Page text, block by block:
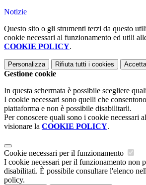
Notizie
Questo sito o gli strumenti terzi da questo
cookie necessari al funzionamento ed utili
COOKIE POLICY.
Personalizza Rifiuta tutti i cookies
Gestione cookie
In questa schermata è possibile scegliere
I cookie necessari sono quelli che
piattaforma e non è possibile disabilitarli.
Per conoscere quali sono i cookie necessari
visionare la COOKIE POLICY.
Cookie necessari per il funzionamento
I cookie necessari per il funzionamento non
disabilitati. È possibile consultare l'elenco
policy.